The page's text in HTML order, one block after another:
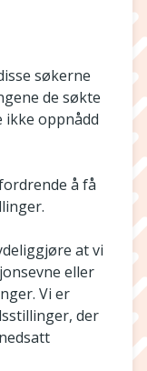
søkerne
de søkte
ikke oppnådd
å få
at vi
eller
Vi er
der